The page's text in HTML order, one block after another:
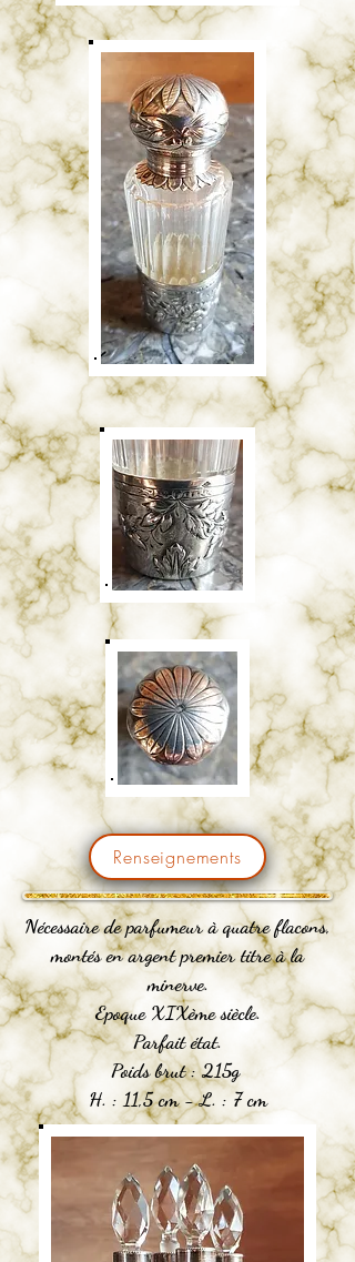
Renseignements
Nécessaire de parfumeur à quatre flacons,
montés en argent premier titre à la
minerve.
Epoque XIXème siècle.
Parfait état.
Poids brut : 215g
H. : 11,5 cm - L. : 7 cm